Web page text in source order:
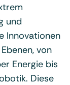
und
Innovationen
von
Energie bis
Diese